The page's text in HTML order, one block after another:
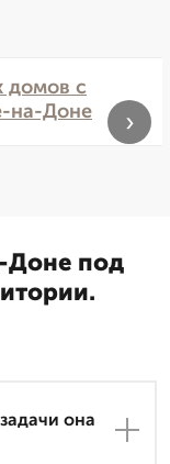
домов с
на-Доне
›
Доне под
она